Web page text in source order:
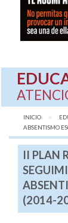
INICIO
ABSENTISMO
II PLAN
(2014-